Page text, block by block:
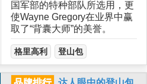
国军部的特种部队所选用，更
使Wayne Gregory在业界中赢
取了“背囊大师”的美誉。
格里高利 登山包